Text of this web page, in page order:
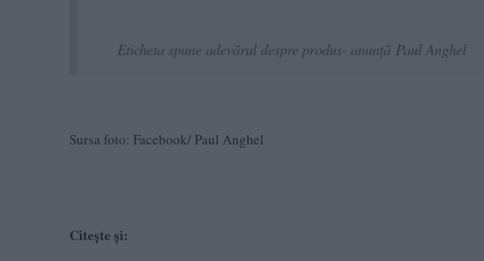
Eticheta spune adevărul despre produs- anunță Paul Anghel
Sursa foto: Facebook/ Paul Anghel
Citește și: